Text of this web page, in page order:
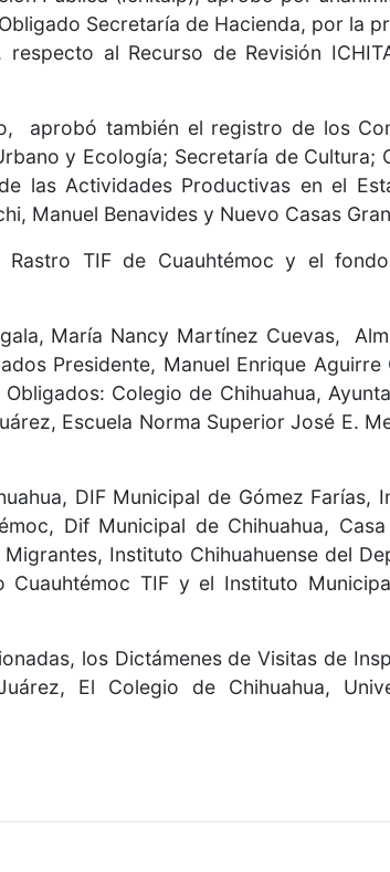
Secretaría de Hacienda, por la
al Recurso de Revisión
aprobó también el registro de los
y Ecología; Secretaría de Cultura;
las Actividades Productivas en el
Manuel Benavides y Nuevo Casas
Rastro TIF de Cuauhtémoc y el
María Nancy Martínez Cuevas,
Presidente, Manuel Enrique Aguirre
Colegio de Chihuahua,
Escuela Norma Superior José E.
DIF Municipal de Gómez Farías,
Dif Municipal de Chihuahua,
Instituto Chihuahuense del
Cuauhtémoc TIF y el Instituto
los Dictámenes de Visitas de
El Colegio de Chihuahua,